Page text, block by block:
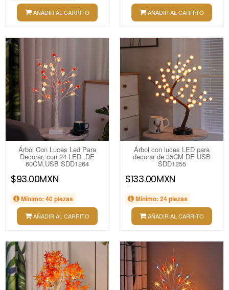
AÑADIR AL CARRITO AÑADIR AL CARRITO
Árbol Con Luces Led Para
Decorar, con 24 LED ,DE
60CM,USB SDD1264
$93.00MXN
Mínimo: 40 piezas
AÑADIR AL CARRITO
Árbol con luces LED para
decorar de 35CM DE USB
SDD1255
$133.00MXN
Mínimo: 24 piezas
AÑADIR AL CARRITO